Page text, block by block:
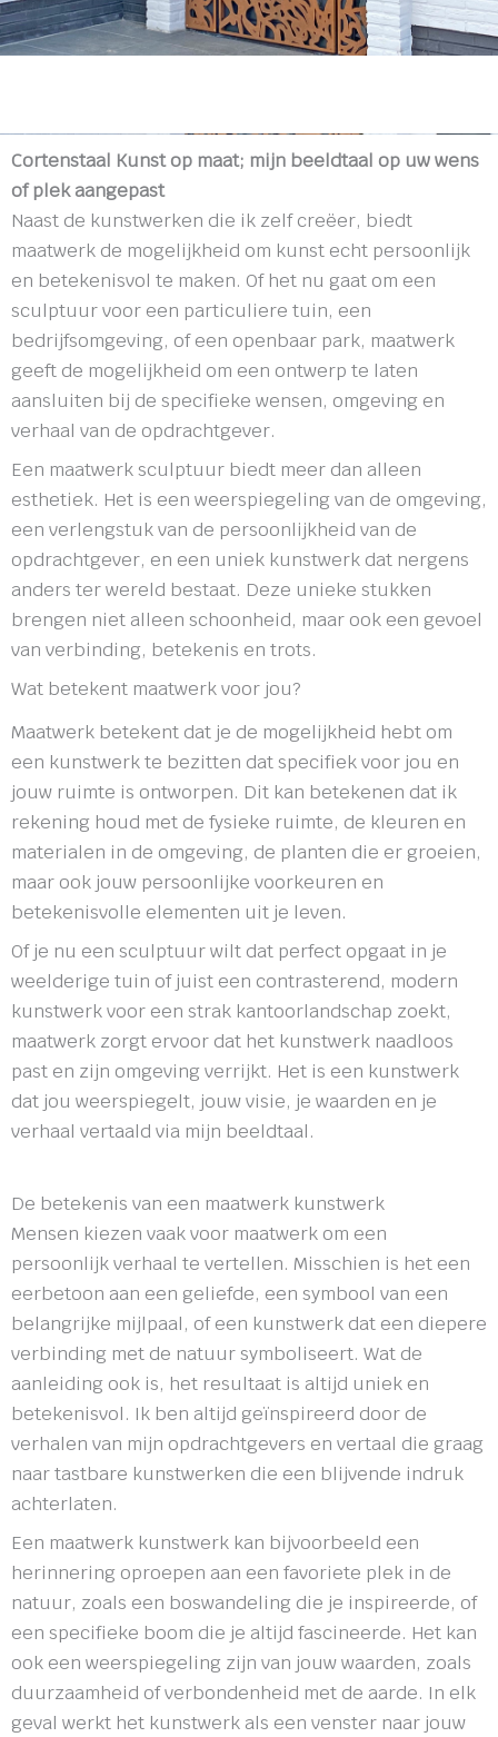
Cortenstaal Kunst op maat; mijn beeldtaal op uw wens
of plek aangepast
Naast de kunstwerken die ik zelf creëer, biedt
maatwerk de mogelijkheid om kunst echt persoonlijk
en betekenisvol te maken. Of het nu gaat om een
sculptuur voor een particuliere tuin, een
bedrijfsomgeving, of een openbaar park, maatwerk
geeft de mogelijkheid om een ontwerp te laten
aansluiten bij de specifieke wensen, omgeving en
verhaal van de opdrachtgever.
Een maatwerk sculptuur biedt meer dan alleen
esthetiek. Het is een weerspiegeling van de omgeving,
een verlengstuk van de persoonlijkheid van de
opdrachtgever, en een uniek kunstwerk dat nergens
anders ter wereld bestaat. Deze unieke stukken
brengen niet alleen schoonheid, maar ook een gevoel
van verbinding, betekenis en trots.
Wat betekent maatwerk voor jou?
Maatwerk betekent dat je de mogelijkheid hebt om
een kunstwerk te bezitten dat specifiek voor jou en
jouw ruimte is ontworpen. Dit kan betekenen dat ik
rekening houd met de fysieke ruimte, de kleuren en
materialen in de omgeving, de planten die er groeien,
maar ook jouw persoonlijke voorkeuren en
betekenisvolle elementen uit je leven.
Of je nu een sculptuur wilt dat perfect opgaat in je
weelderige tuin of juist een contrasterend, modern
kunstwerk voor een strak kantoorlandschap zoekt,
maatwerk zorgt ervoor dat het kunstwerk naadloos
past en zijn omgeving verrijkt. Het is een kunstwerk
dat jou weerspiegelt, jouw visie, je waarden en je
verhaal vertaald via mijn beeldtaal.
De betekenis van een maatwerk kunstwerk
Mensen kiezen vaak voor maatwerk om een
persoonlijk verhaal te vertellen. Misschien is het een
eerbetoon aan een geliefde, een symbool van een
belangrijke mijlpaal, of een kunstwerk dat een diepere
verbinding met de natuur symboliseert. Wat de
aanleiding ook is, het resultaat is altijd uniek en
betekenisvol. Ik ben altijd geïnspireerd door de
verhalen van mijn opdrachtgevers en vertaal die graag
naar tastbare kunstwerken die een blijvende indruk
achterlaten.
Een maatwerk kunstwerk kan bijvoorbeeld een
herinnering oproepen aan een favoriete plek in de
natuur, zoals een boswandeling die je inspireerde, of
een specifieke boom die je altijd fascineerde. Het kan
ook een weerspiegeling zijn van jouw waarden, zoals
duurzaamheid of verbondenheid met de aarde. In elk
geval werkt het kunstwerk als een venster naar jouw